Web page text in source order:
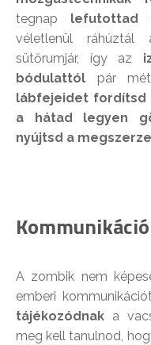
tegnap lefutottad
véletlenül ráhúztál
sütőrumjár, így az
bódulattól pár
lábfejeidet fordítsd
a hátad legyen
nyújtsd a
Kommunikáció
A zombik nem
emberi
tájékozódnak a
meg kell tanulnod,